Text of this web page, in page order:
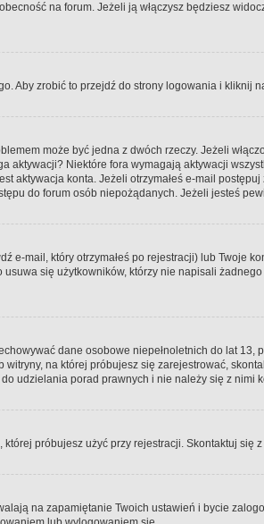
na forum. Jeżeli ją włączysz będziesz
Aby zrobić to przejdź do strony logowania i kliknij
może być jedna z dwóch rzeczy. Jeżeli
Niektóre fora wymagają aktywacji
konta. Jeżeli otrzymałeś e-mail
do forum osób niepożądanych. Jeżeli jesteś
e-mail, który otrzymałeś po rejestracji) lub Twoje
się użytkowników, którzy nie napisali
dane osobowe niepełnoletnich do lat
na której próbujesz się zarejestrować,
udzielania porad prawnych i nie należy się z nimi
próbujesz użyć przy rejestracji. Skontaktuj się
na zapamiętanie Twoich ustawień i bycie